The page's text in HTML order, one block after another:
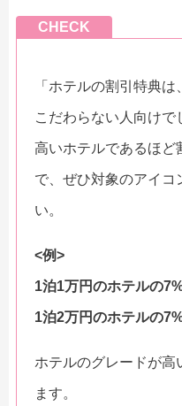
CHECK
「ホテルの割引特典
こだわらない人向けで
高いホテルであるほど
で、ぜひ対象のアイコ
い。
<例>
1泊1万円のホテルの
1泊2万円のホテルの
ホテルのグレードが高
ます。